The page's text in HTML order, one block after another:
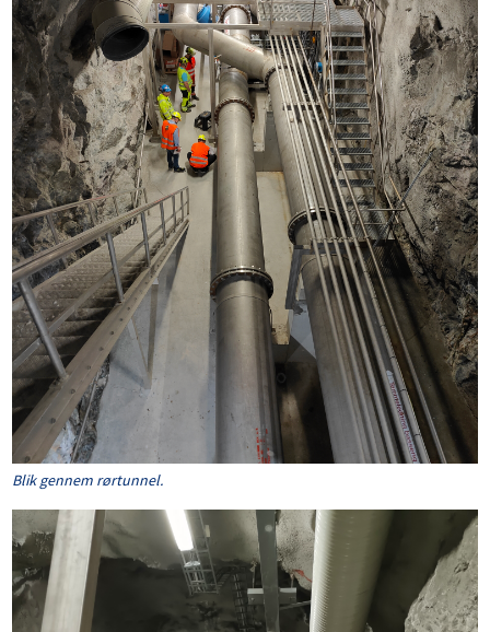
Blik gennem rørtunnel.